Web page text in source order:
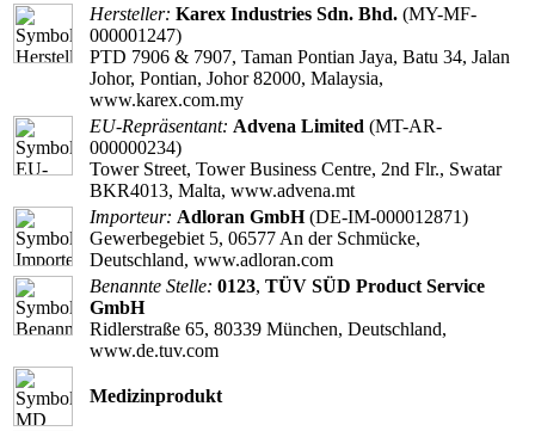
Hersteller: Karex Industries Sdn. Bhd. (MY-MF-
000001247)
PTD 7906 & 7907, Taman Pontian Jaya, Batu 34, Jalan
Johor, Pontian, Johor 82000, Malaysia,
www.karex.com.my
EU-Repräsentant: Advena Limited (MT-AR-
000000234)
Tower Street, Tower Business Centre, 2nd Flr., Swatar
BKR4013, Malta, www.advena.mt
Importeur: Adloran GmbH(DE-IM-000012871)
Gewerbegebiet 5, 06577 An der Schmücke,
Deutschland, www.adloran.com
Benannte Stelle: 0123, TÜV SÜD Product Service
GmbH
Ridlerstraße 65, 80339 München, Deutschland,
www.de.tuv.com
Medizinprodukt